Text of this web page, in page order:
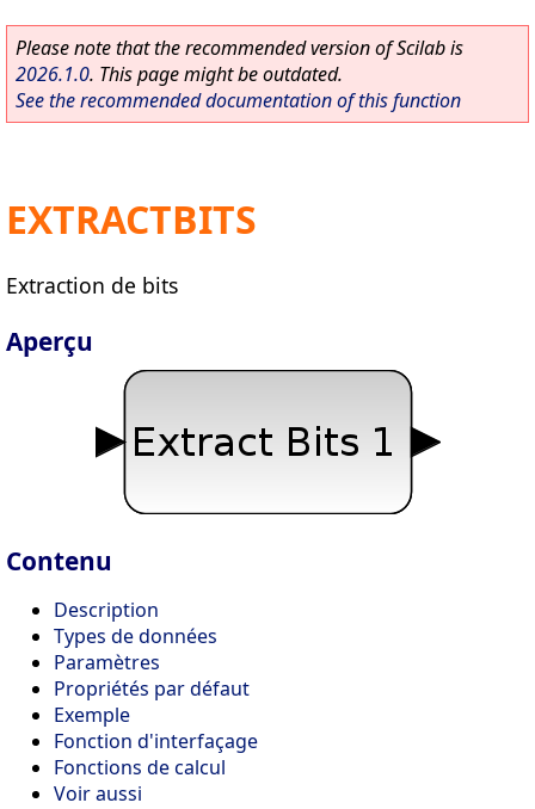
Please note that the recommended version of Scilab is
2026.1.0. This page might be outdated.
See the recommended documentation of this function
EXTRACTBITS
Extraction de bits
Aperçu
Contenu
Description
Types de données
Paramètres
Propriétés par défaut
Exemple
Fonction d'interfaçage
Fonctions de calcul
Voir aussi